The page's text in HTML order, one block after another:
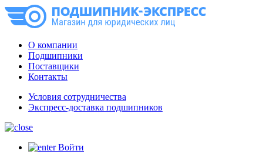
О компании
Подшипники
Поставщики
Контакты
Условия сотрудничества
Экспресс-доставка подшипников
Войти